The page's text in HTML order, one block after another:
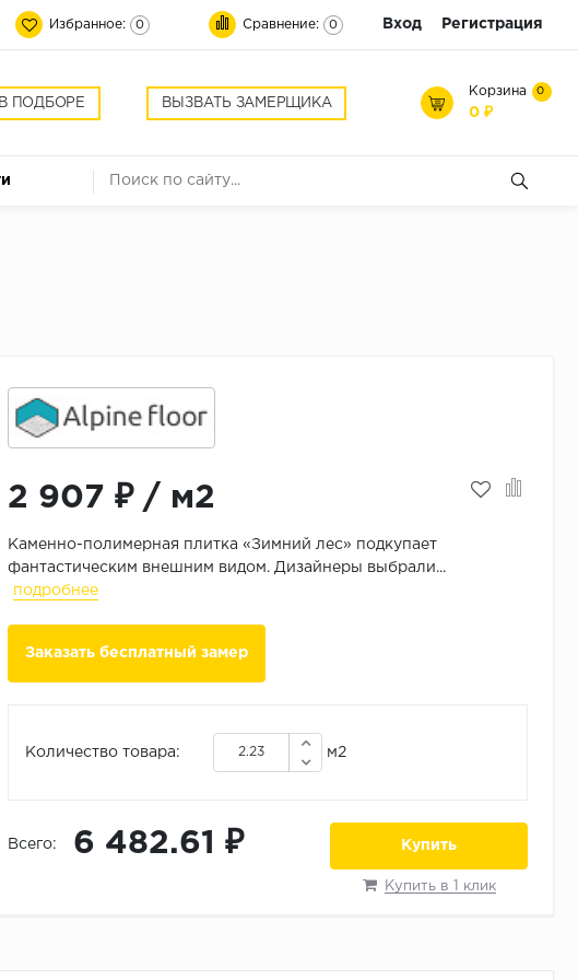
Избранное: 0 Сравнение: 0 Вход Регистрация
ПОДБОРЕ ВЫЗВАТЬ ЗАМЕРЩИКА
Корзина 0
0 ₽
2 907 ₽/ м2
Каменно-полимерная плитка «Зимний лес» подкупает
фантастическим внешним видом. Дизайнеры выбрали...
подробнее
Заказать бесплатный замер
Количество товара: м2
Всего: 6 482.61 ₽ Купить
Купить в 1 клик